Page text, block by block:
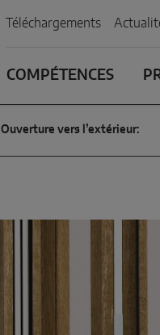
Téléchargements
COMPÉTENCES
Ouverture vers l’extérieur: